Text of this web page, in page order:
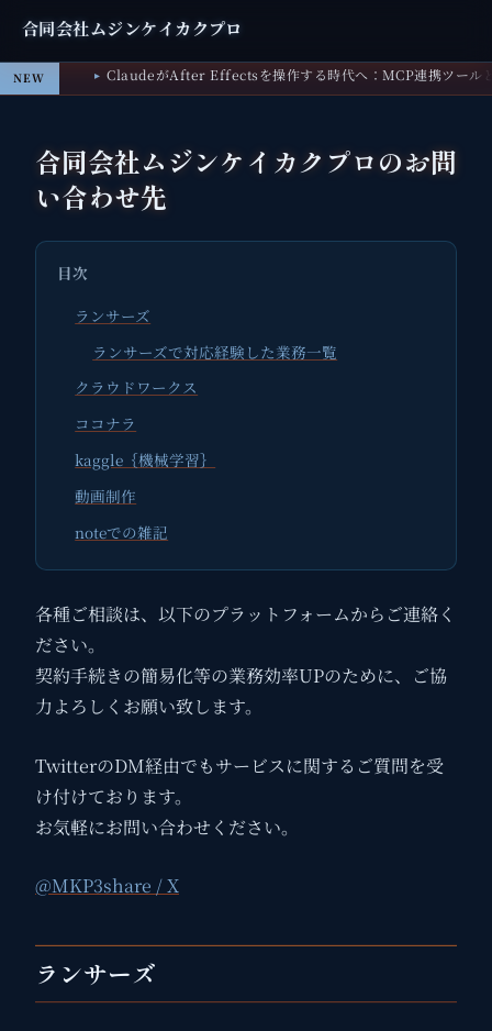
合同会社ムジンケイカクプロ
NEW ClaudeがAfter Effectsを操作する時代へ：MCP連携ツール
合同会社ムジンケイカクプロのお問
い合わせ先
目次
ランサーズ
ランサーズで対応経験した業務一覧
クラウドワークス
ココナラ
kaggle｛機械学習｝
動画制作
noteでの雑記
各種ご相談は、以下のプラットフォームからご連絡く
ださい。
契約手続きの簡易化等の業務効率UPのために、ご協
力よろしくお願い致します。
TwitterのDM経由でもサービスに関するご質問を受
け付けております。
お気軽にお問い合わせください。
@MKP3share / X
ランサーズ